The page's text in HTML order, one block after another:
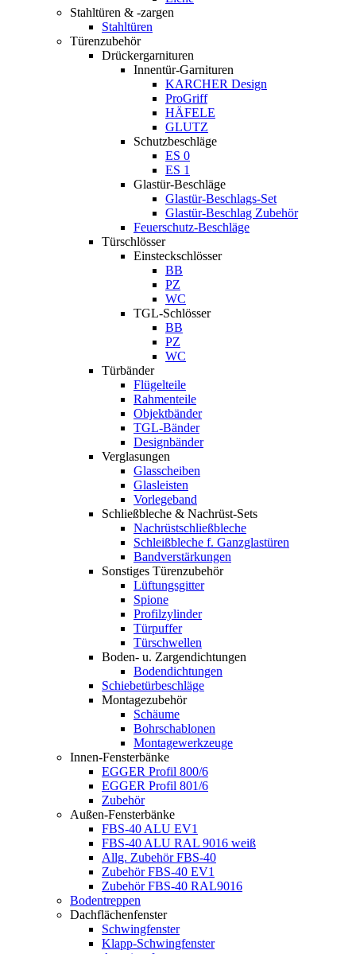
Stahltüren & -zargen
Stahltüren
Türenzubehör
Drückergarnituren
Innentür-Garnituren
KARCHER Design
ProGriff
HÄFELE
GLUTZ
Schutzbeschläge
ES 0
ES 1
Glastür-Beschläge
Glastür-Beschlags-Set
Glastür-Beschlag Zubehör
Feuerschutz-Beschläge
Türschlösser
Einsteckschlösser
BB
PZ
WC
TGL-Schlösser
BB
PZ
WC
Türbänder
Flügelteile
Rahmenteile
Objektbänder
TGL-Bänder
Designbänder
Verglasungen
Glasscheiben
Glasleisten
Vorlegeband
Schließbleche & Nachrüst-Sets
Nachrüstschließbleche
Schleißbleche f. Ganzglastüren
Bandverstärkungen
Sonstiges Türenzubehör
Lüftungsgitter
Spione
Profilzylinder
Türpuffer
Türschwellen
Boden- u. Zargendichtungen
Bodendichtungen
Schiebetürbeschläge
Montagezubehör
Schäume
Bohrschablonen
Montagewerkzeuge
Innen-Fensterbänke
EGGER Profil 800/6
EGGER Profil 801/6
Zubehör
Außen-Fensterbänke
FBS-40 ALU EV1
FBS-40 ALU RAL 9016 weiß
Allg. Zubehör FBS-40
Zubehör FBS-40 EV1
Zubehör FBS-40 RAL9016
Bodentreppen
Dachflächenfenster
Schwingfenster
Klapp-Schwingfenster